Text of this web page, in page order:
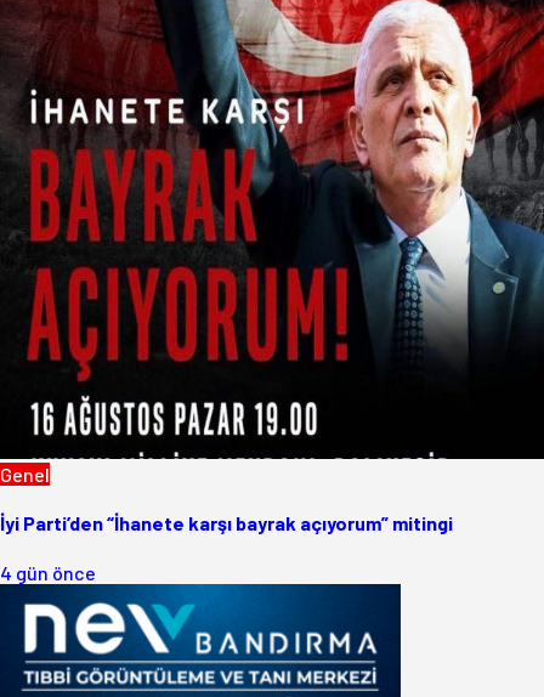
Genel
İyi Parti’den “İhanete karşı bayrak açıyorum” mitingi
4 gün önce